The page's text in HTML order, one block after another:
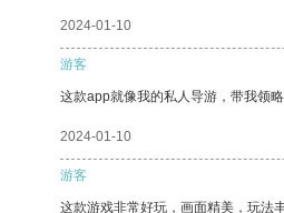
2024-01-10
游客
这款app就像我的私人导游，带我领略
2024-01-10
游客
这款游戏非常好玩，画面精美，玩法